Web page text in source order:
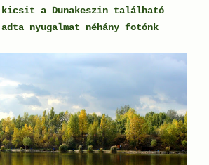
kicsit a Dunakeszin található
nyugalmat néhány fotónk